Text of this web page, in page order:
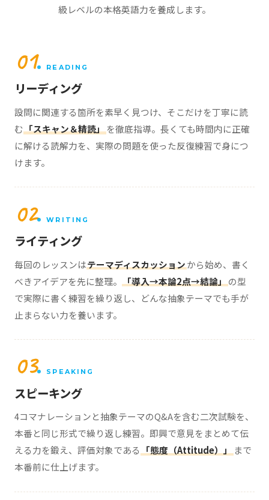
級レベルの本格英語力を養成します。
01 READING
リーディング
設問に関連する箇所を素早く見つけ、そこだけを丁寧に読
む「スキャン＆精読」を徹底指導。長くても時間内に正確
に解ける読解力を、実際の問題を使った反復練習で身につ
けます。
02 WRITING
ライティング
毎回のレッスンはテーマディスカッションから始め、書く
べきアイデアを先に整理。 「導入→本論2点→結論」の型
で実際に書く練習を繰り返し、どんな抽象テーマでも手が
止まらない力を養います。
03 SPEAKING
スピーキング
4コマナレーションと抽象テーマのQ&Aを含む二次試験を、
本番と同じ形式で繰り返し練習。即興で意見をまとめて伝
える力を鍛え、評価対象である 「態度（Attitude）」まで
本番前に仕上げます。